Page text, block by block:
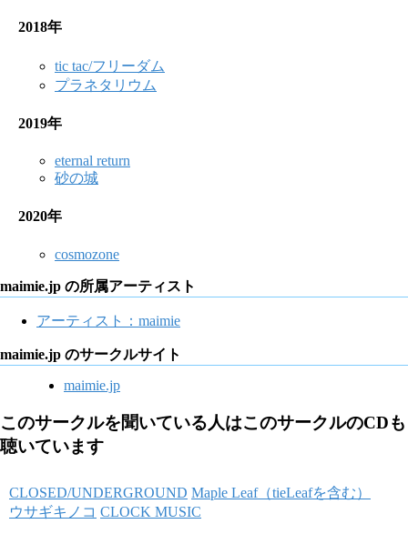
2018年
tic tac/フリーダム
プラネタリウム
2019年
eternal return
砂の城
2020年
cosmozone
maimie.jp の所属アーティスト
アーティスト：maimie
maimie.jp のサークルサイト
maimie.jp
このサークルを聞いている人はこのサークルのCDも
聴いています
CLOSED/UNDERGROUND Maple Leaf（tieLeafを含む）
ウサギキノコ CLOCK MUSIC